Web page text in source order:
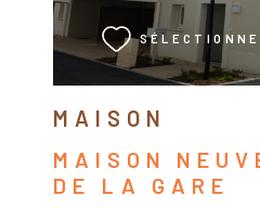
MAISON
MAISON
DE LA GARE